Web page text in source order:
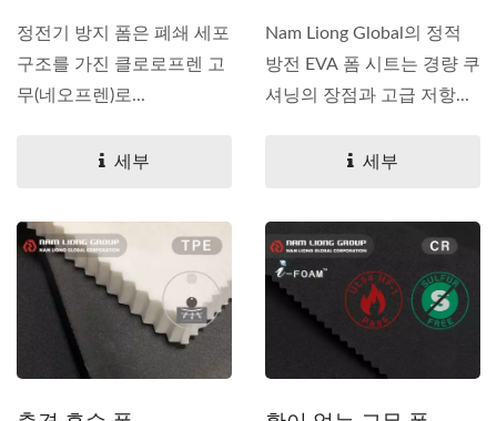
정전기 방지 폼은 폐쇄 세포
구조를 가진 클로로프렌 고
무(네오프렌)로...
세부
Nam Liong Global의 정적
방전 EVA 폼 시트는 경량 쿠
셔닝의 장점과 고급 저항...
세부